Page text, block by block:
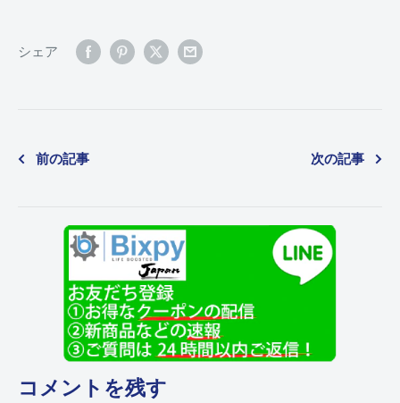
シェア
前の記事 次の記事
コメントを残す